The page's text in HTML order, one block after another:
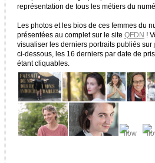
représentation de tous les métiers du
Les photos et les bios de ces femmes du
présentées au complet sur le site QFDN !
visualiser les derniers portraits publiés sur
ci-dessous, les 16 derniers par date de
étant cliquables.